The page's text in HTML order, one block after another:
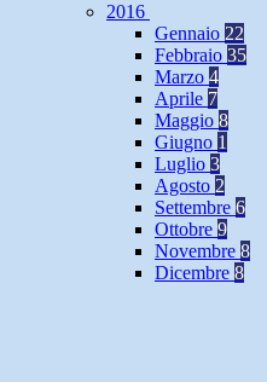
2016
Gennaio 22
Febbraio 35
Marzo 4
Aprile 7
Maggio 8
Giugno 1
Luglio 3
Agosto 2
Settembre 6
Ottobre 9
Novembre 8
Dicembre 8